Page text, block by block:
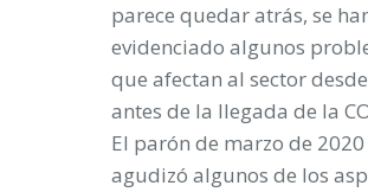
parece quedar atrás, se
evidenciado algunos
que afectan al sector desde
antes de la llegada de la
El parón de marzo de 2020
agudizó algunos de los